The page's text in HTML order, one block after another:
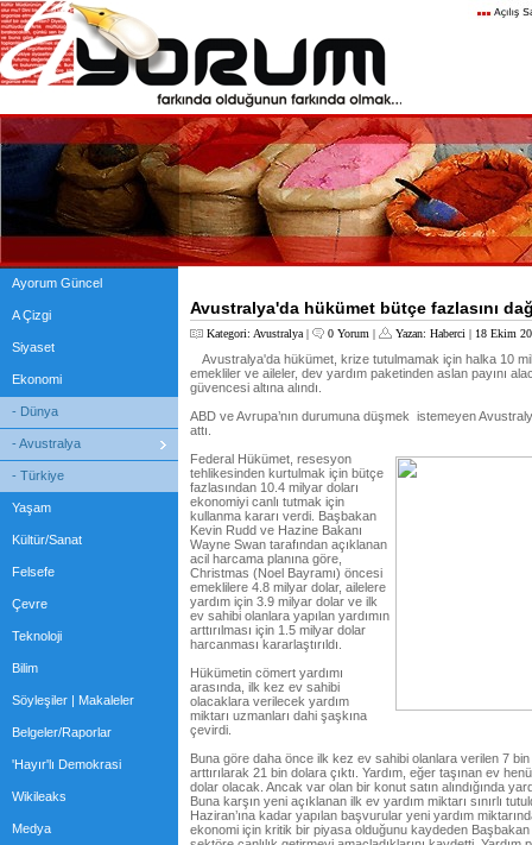
Ayorum Güncel
A Çizgi
Siyaset
Ekonomi
- Dünya
- Avustralya
- Türkiye
Yaşam
Kültür/Sanat
Felsefe
Çevre
Teknoloji
Bilim
Söyleşiler | Makaleler
Belgeler/Raporlar
'Hayır'lı Demokrasi
Wikileaks
Medya
Avustralya'da hükümet bütçe fazlasını
Kategori: Avustralya | 0 Yorum | Yazan: Haberci | 18 Ekim
Avustralya'da hükümet, krize tutulmamak için halka 10
emekliler ve aileler, dev yardım paketinden aslan payını
güvencesi altına alındı.
ABD ve Avrupa’nın durumuna düşmek istemeyen
attı.
Federal Hükümet, resesyon
tehlikesinden kurtulmak için bütçe
fazlasından 10.4 milyar doları
ekonomiyi canlı tutmak için
kullanma kararı verdi. Başbakan
Kevin Rudd ve Hazine Bakanı
Wayne Swan tarafından açıklanan
acil harcama planına göre,
Christmas (Noel Bayramı) öncesi
emeklilere 4.8 milyar dolar, ailelere
yardım için 3.9 milyar dolar ve ilk
ev sahibi olanlara yapılan yardımın
arttırılması için 1.5 milyar dolar
harcanması kararlaştırıldı.
Hükümetin cömert yardımı
arasında, ilk kez ev sahibi
olacaklara verilecek yardım
miktarı uzmanları dahi şaşkına
çevirdi.
Buna göre daha önce ilk kez ev sahibi olanlara verilen 7
arttırılarak 21 bin dolara çıktı. Yardım, eğer taşınan ev
dolar olacak. Ancak var olan bir konut satın alındığında
Buna karşın yeni açıklanan ilk ev yardım miktarı sınırlı
Haziran’ına kadar yapılan başvurular yeni yardım
ekonomi için kritik bir piyasa olduğunu kaydeden Başbakan